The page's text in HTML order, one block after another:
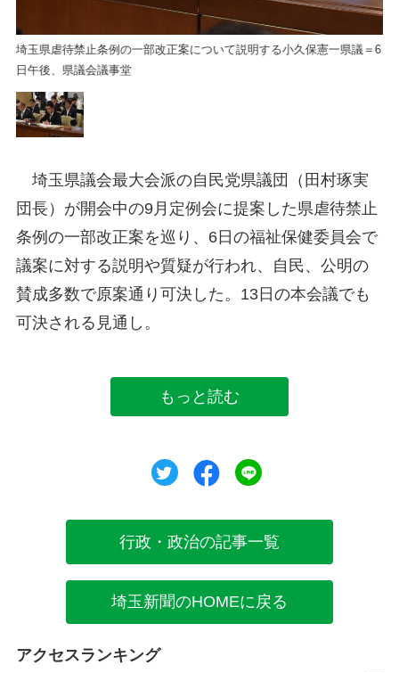
埼玉県虐待禁止条例の一部改正案について説明する小久保憲一県議＝6
日午後、県議会議事堂
埼玉県議会最大会派の自民党県議団（田村琢実
団長）が開会中の9月定例会に提案した県虐待禁止
条例の一部改正案を巡り、6日の福祉保健委員会で
議案に対する説明や質疑が行われ、自民、公明の
賛成多数で原案通り可決した。13日の本会議でも
可決される見通し。
もっと読む
ツイートシェア
行政・政治の記事一覧
埼玉新聞のHOMEに戻る
アクセスランキング